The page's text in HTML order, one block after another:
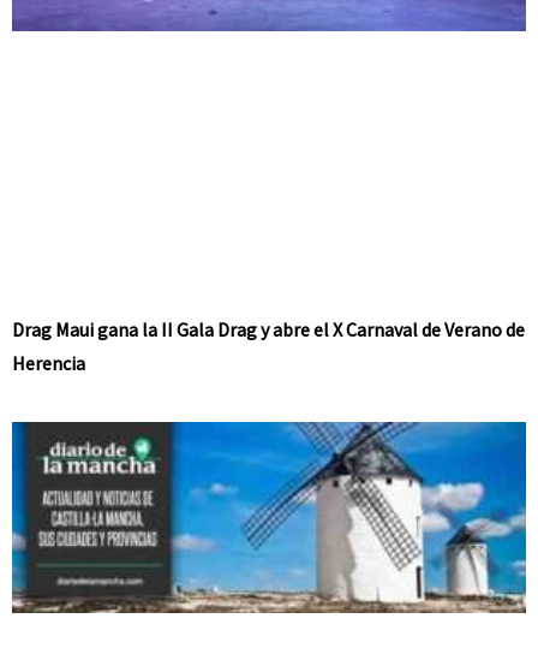
Drag Maui gana la II Gala Drag y abre el X Carnaval de Verano de
Herencia